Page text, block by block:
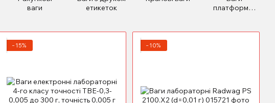
ваги
етикеток
платформні,
−15% −10%